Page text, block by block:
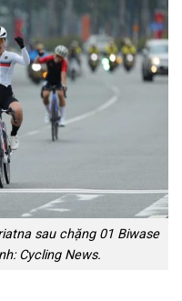
sau chặng 01 Biwase
Cycling News.